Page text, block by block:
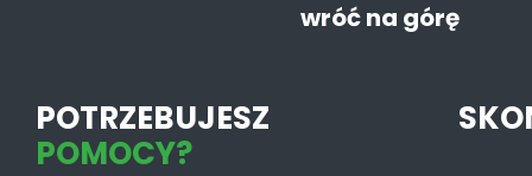
wróć na górę
POTRZEBUJESZ
POMOCY?